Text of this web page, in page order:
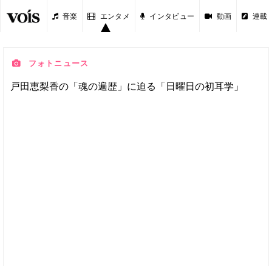
音楽 エンタメ インタビュー 動画 連載
フォトニュース
戸田恵梨香の「魂の遍歴」に迫る「日曜日の初耳学」